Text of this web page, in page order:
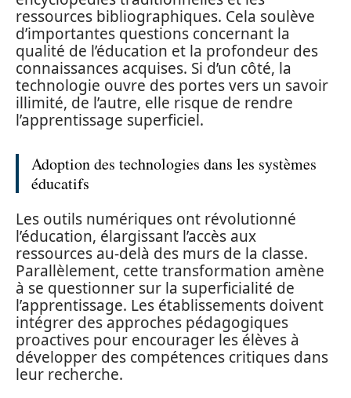
ressources bibliographiques. Cela soulève
d’importantes questions concernant la
qualité de l’éducation et la profondeur des
connaissances acquises. Si d’un côté, la
technologie ouvre des portes vers un savoir
illimité, de l’autre, elle risque de rendre
l’apprentissage superficiel.
Adoption des technologies dans les systèmes
éducatifs
Les outils numériques ont révolutionné
l’éducation, élargissant l’accès aux
ressources au-delà des murs de la classe.
Parallèlement, cette transformation amène
à se questionner sur la superficialité de
l’apprentissage. Les établissements doivent
intégrer des approches pédagogiques
proactives pour encourager les élèves à
développer des compétences critiques dans
leur recherche.